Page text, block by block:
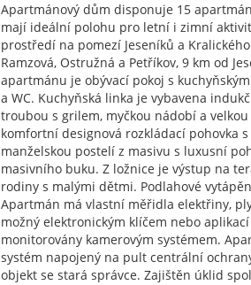
Apartmánový dům disponuje 15
mají ideální polohu pro letní i zimní
prostředí na pomezí Jeseníků a
Ramzová, Ostružná a Petříkov, 9 km od
apartmánu je obývací pokoj s
a WC. Kuchyňská linka je vybavena
troubou s grilem, myčkou nádobí a
komfortní designová rozkládací pohovka
manželskou postelí z masivu s luxusní
masivního buku. Z ložnice je výstup na
rodiny s malými dětmi. Podlahové
Apartmán má vlastní měřidla elektřiny,
možný elektronickým klíčem nebo
monitorovány kamerovým systémem.
systém napojený na pult centrální
objekt se stará správce. Zajištěn úklid